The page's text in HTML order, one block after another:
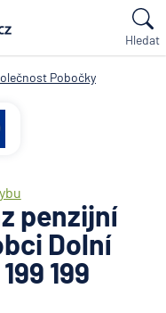
Hledat
Pobočky
penzijní
Dolní
199